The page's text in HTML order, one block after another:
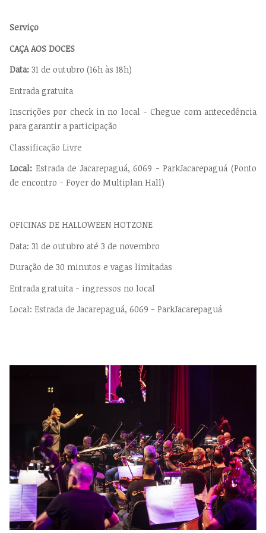
Serviço
CAÇA AOS DOCES
Data: 31 de outubro (16h às 18h)
Entrada gratuita
Inscrições por check in no local - Chegue com antecedência
para garantir a participação
Classificação Livre
Local: Estrada de Jacarepaguá, 6069 - ParkJacarepaguá (Ponto
de encontro - Foyer do Multiplan Hall)
OFICINAS DE HALLOWEEN HOTZONE
Data: 31 de outubro até 3 de novembro
Duração de 30 minutos e vagas limitadas
Entrada gratuita - ingressos no local
Local: Estrada de Jacarepaguá, 6069 - ParkJacarepaguá